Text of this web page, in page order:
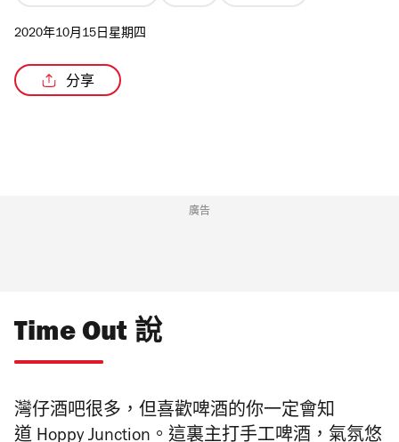
2020年10月15日星期四
分享
廣告
Time Out 說
灣仔酒吧很多，但喜歡啤酒的你一定會知
道 Hoppy Junction。這裏主打手工啤酒，氣氛悠